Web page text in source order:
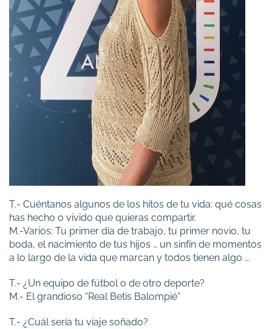
T.- Cuéntanos algunos de los hitos de tu vida: qué cosas
has hecho o vivido que quieras compartir.
M.-Varios: Tu primer día de trabajo, tu primer novio, tu
boda, el nacimiento de tus hijos … un sinfín de momentos
a lo largo de la vida que marcan y todos tienen algo ...
T.- ¿Un equipo de fútbol o de otro deporte?
M.- El grandioso “Real Betis Balompié”
T.- ¿Cuál sería tu viaje soñado?